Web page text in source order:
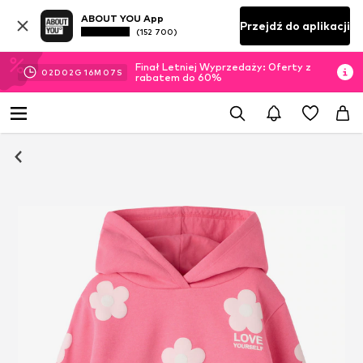
ABOUT YOU App
(152 700) Przejdź do aplikacji
02D 02 G 16M 06 S
Finał Letniej Wyprzedaży: Oferty z
rabatem do 60%